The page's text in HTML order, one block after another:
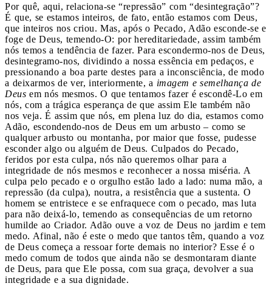
Por quê, aqui, relaciona-se “repressão” com “desintegração”?
É que, se estamos inteiros, de fato, então estamos com Deus,
que inteiros nos criou. Mas, após o Pecado, Adão esconde-se e
foge de Deus, temendo-O: por hereditariedade, assim também
nós temos a tendência de fazer. Para escondermo-nos de Deus,
desintegramo-nos, dividindo a nossa essência em pedaços, e
pressionando a boa parte destes para a inconsciência, de modo
a deixarmos de ver, interiormente, a imagem e semelhança de
Deus em nós mesmos. O que tentamos fazer é escondê-Lo em
nós, com a trágica esperança de que assim Ele também não
nos veja. É assim que nós, em plena luz do dia, estamos como
Adão, escondendo-nos de Deus em um arbusto – como se
qualquer arbusto ou montanha, por maior que fosse, pudesse
esconder algo ou alguém de Deus. Culpados do Pecado,
feridos por esta culpa, nós não queremos olhar para a
integridade de nós mesmos e reconhecer a nossa miséria. A
culpa pelo pecado e o orgulho estão lado a lado: numa mão, a
repressão (da culpa), noutra, a resistência que a sustenta. O
homem se entristece e se enfraquece com o pecado, mas luta
para não deixá-lo, temendo as consequências de um retorno
humilde ao Criador. Adão ouve a voz de Deus no jardim e tem
medo. Afinal, não é este o medo que tantos têm, quando a voz
de Deus começa a ressoar forte demais no interior? Esse é o
medo comum de todos que ainda não se desmontaram diante
de Deus, para que Ele possa, com sua graça, devolver a sua
integridade e a sua dignidade.